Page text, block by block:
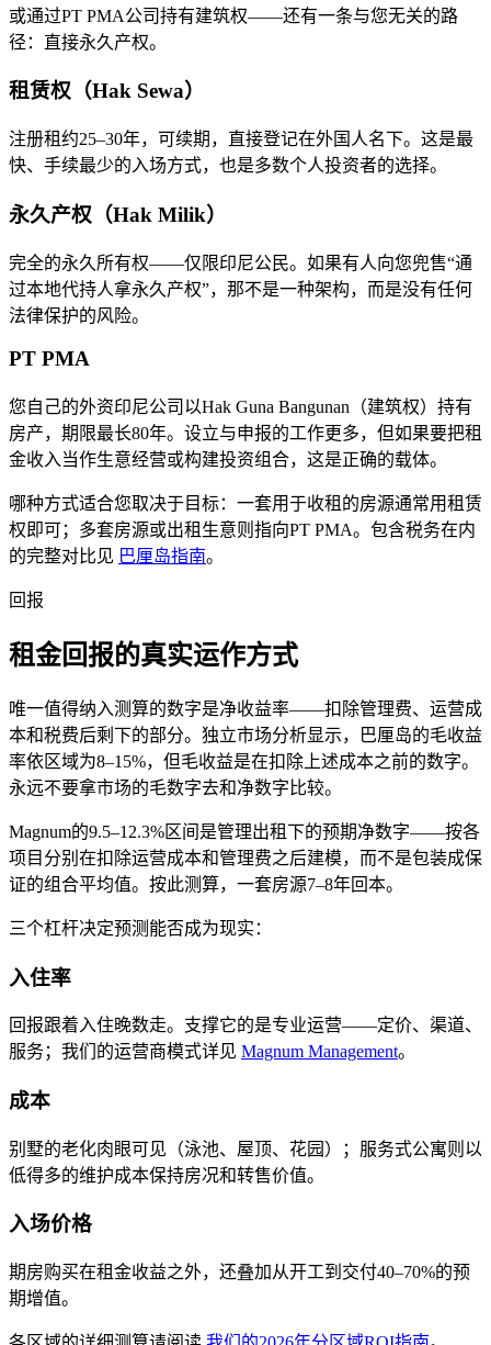
或通过PT PMA公司持有建筑权——还有一条与您无关的路
径：直接永久产权。
租赁权（Hak Sewa）
注册租约25–30年，可续期，直接登记在外国人名下。这是最
快、手续最少的入场方式，也是多数个人投资者的选择。
永久产权（Hak Milik）
完全的永久所有权——仅限印尼公民。如果有人向您兜售“通
过本地代持人拿永久产权”，那不是一种架构，而是没有任何
法律保护的风险。
PT PMA
您自己的外资印尼公司以Hak Guna Bangunan（建筑权）持有
房产，期限最长80年。设立与申报的工作更多，但如果要把租
金收入当作生意经营或构建投资组合，这是正确的载体。
哪种方式适合您取决于目标：一套用于收租的房源通常用租赁
权即可；多套房源或出租生意则指向PT PMA。包含税务在内
的完整对比见 巴厘岛指南。
回报
租金回报的真实运作方式
唯一值得纳入测算的数字是净收益率——扣除管理费、运营成
本和税费后剩下的部分。独立市场分析显示，巴厘岛的毛收益
率依区域为8–15%，但毛收益是在扣除上述成本之前的数字。
永远不要拿市场的毛数字去和净数字比较。
Magnum的9.5–12.3%区间是管理出租下的预期净数字——按各
项目分别在扣除运营成本和管理费之后建模，而不是包装成保
证的组合平均值。按此测算，一套房源7–8年回本。
三个杠杆决定预测能否成为现实：
入住率
回报跟着入住晚数走。支撑它的是专业运营——定价、渠道、
服务；我们的运营商模式详见 Magnum Management。
成本
别墅的老化肉眼可见（泳池、屋顶、花园）；服务式公寓则以
低得多的维护成本保持房况和转售价值。
入场价格
期房购买在租金收益之外，还叠加从开工到交付40–70%的预
期增值。